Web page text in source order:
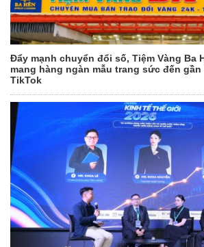
Đẩy mạnh chuyển đổi số, Tiệm Vàng Ba
mang hàng ngàn mẫu trang sức đến
TikTok